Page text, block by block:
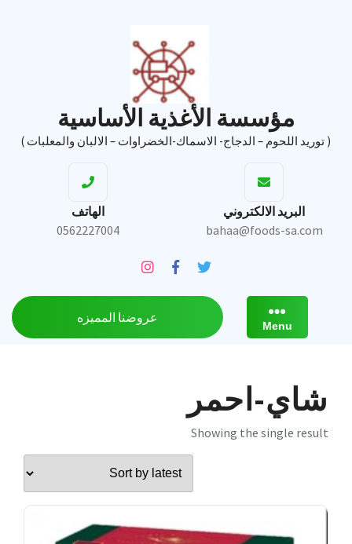
مؤسسة الأغذية الأساسية
( توريد اللحوم – الدجاج- الاسماك-الخضراوات – الالبان والمعلبات )
البريد الالكتروني
bahaa@foods-sa.com
الهاتف
0562227004
Menu
عروضنا المميزه
شاي-احمر
Showing the single result